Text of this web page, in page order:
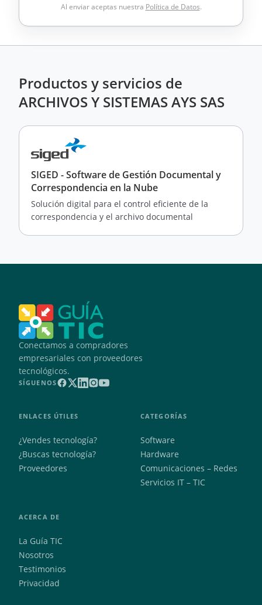
Al enviar aceptas nuestra Política de Datos.
Productos y servicios de
ARCHIVOS Y SISTEMAS AYS SAS
SIGED - Software de Gestión Documental y
Correspondencia en la Nube
Solución digital para el control eficiente de la
correspondencia y el archivo documental
Conectamos a compradores
empresariales con proveedores
tecnológicos.
SÍGUENOS
ENLACES ÚTILES
¿Vendes tecnología?
¿Buscas tecnología?
Proveedores
CATEGORÍAS
Software
Hardware
Comunicaciones – Redes
Servicios IT – TIC
ACERCA DE
La Guía TIC
Nosotros
Testimonios
Privacidad